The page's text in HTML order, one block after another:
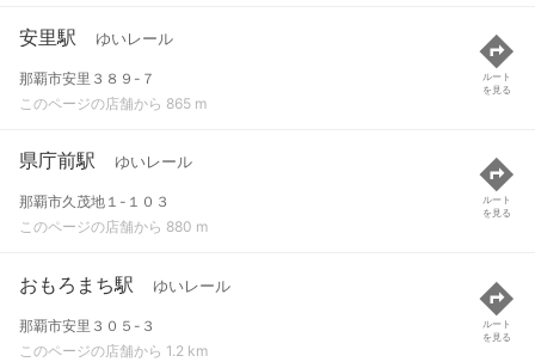
安里駅 ゆいレール
那覇市安里３８９-７
このページの店舗から 865 m
ルート
を見る
県庁前駅 ゆいレール
那覇市久茂地１-１０３
このページの店舗から 880 m
ルート
を見る
おもろまち駅 ゆいレール
那覇市安里３０５-３
このページの店舗から 1.2 km
ルート
を見る